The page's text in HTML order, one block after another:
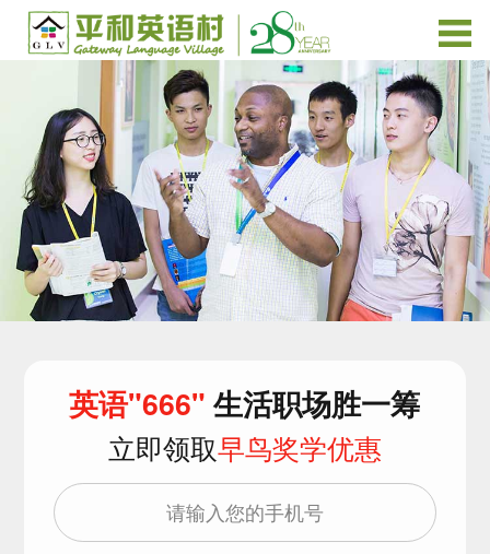
英语"666"生活职场胜一筹
立即领取早鸟奖学优惠